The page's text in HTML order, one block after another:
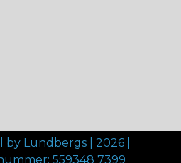
Lundbergs | 2026 |
559348 7399